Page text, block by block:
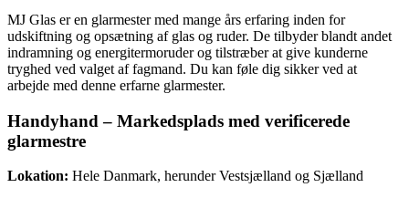
MJ Glas er en glarmester med mange års erfaring inden for
udskiftning og opsætning af glas og ruder. De tilbyder blandt andet
indramning og energitermoruder og tilstræber at give kunderne
tryghed ved valget af fagmand. Du kan føle dig sikker ved at
arbejde med denne erfarne glarmester.
Handyhand – Markedsplads med verificerede
glarmestre
Lokation: Hele Danmark, herunder Vestsjælland og Sjælland